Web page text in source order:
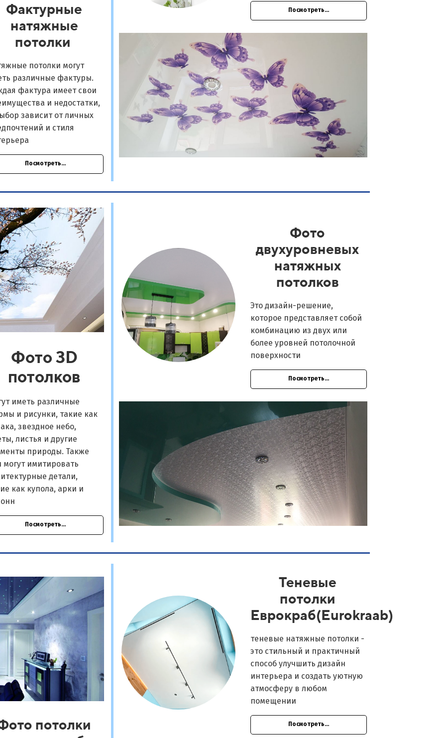
Фактурные
натяжные
потолки
потолки могут
различные фактуры.
фактура имеет свои
и недостатки,
зависит от личных
и стиля
Посмотреть...
Посмотреть...
Фото 3D
потолков
иметь различные
и рисунки, такие как
звездное небо,
листья и другие
природы. Также
могут имитировать
детали,
как купола, арки и
Посмотреть...
Фото
двухуровневых
натяжных
потолков
Это дизайн-решение,
которое представляет собой
комбинацию из двух или
более уровней потолочной
поверхности
Посмотреть...
потолки
Теневые
потолки
Еврокраб(Eurokraab)
теневые натяжные потолки -
это стильный и практичный
способ улучшить дизайн
интерьера и создать уютную
атмосферу в любом
помещении
Посмотреть...